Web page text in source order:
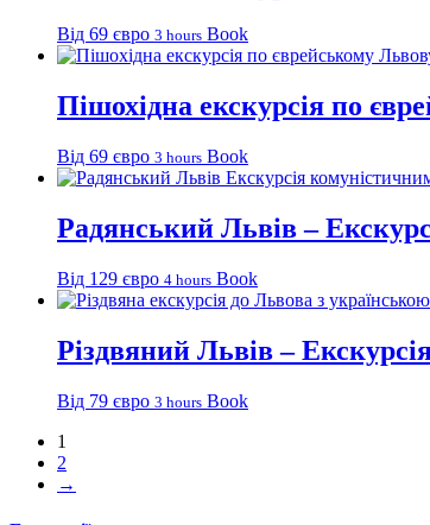
Від 69 євро 3 hours Book
Пішохідна екскурсія по
Від 69 євро 3 hours Book
Радянський Львів –
Від 129 євро 4 hours Book
Різдвяний Львів –
Від 79 євро 3 hours Book
1
2
→